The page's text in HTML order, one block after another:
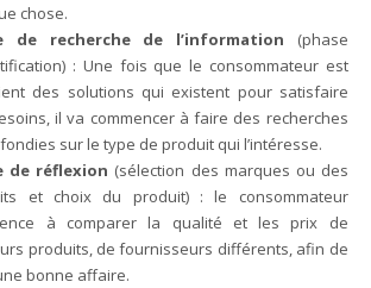
chose.
de recherche de l’information (phase
: Une fois que le consommateur est
des solutions qui existent pour satisfaire
il va commencer à faire des recherches
sur le type de produit qui l’intéresse.
de réflexion (sélection des marques ou des
et choix du produit) : le consommateur
à comparer la qualité et les prix de
produits, de fournisseurs différents, afin de
bonne affaire.